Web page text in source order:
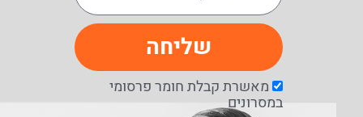
מאשרת קבלת חומר פרסומי
במסרונים
שליחה